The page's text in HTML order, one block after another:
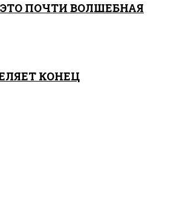
ПОЧТИ ВОЛШЕБНАЯ
КОНЕЦ